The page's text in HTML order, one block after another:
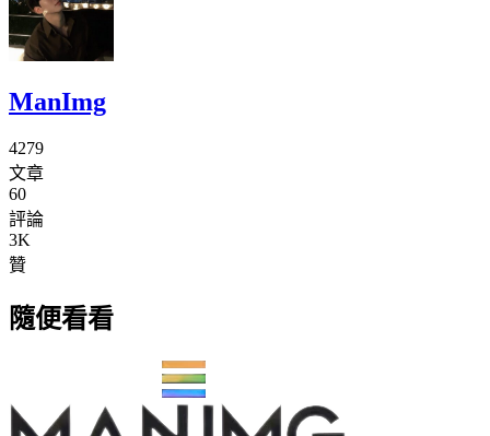
ManImg
4279
文章
60
評論
3K
贊
隨便看看